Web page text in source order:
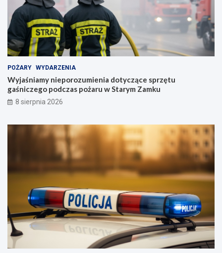
POŻARY WYDARZENIA
Wyjaśniamy nieporozumienia dotyczące sprzętu
gaśniczego podczas pożaru w Starym Zamku
8 sierpnia 2026